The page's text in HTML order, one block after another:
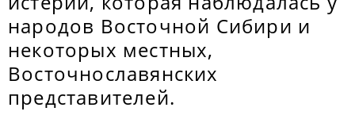
народов Восточной Сибири и
некоторых местных,
Восточнославянских
представителей.